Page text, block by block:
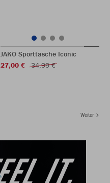
JAKO Sporttasche Iconic
27,00 €
34,99 €
Weiter